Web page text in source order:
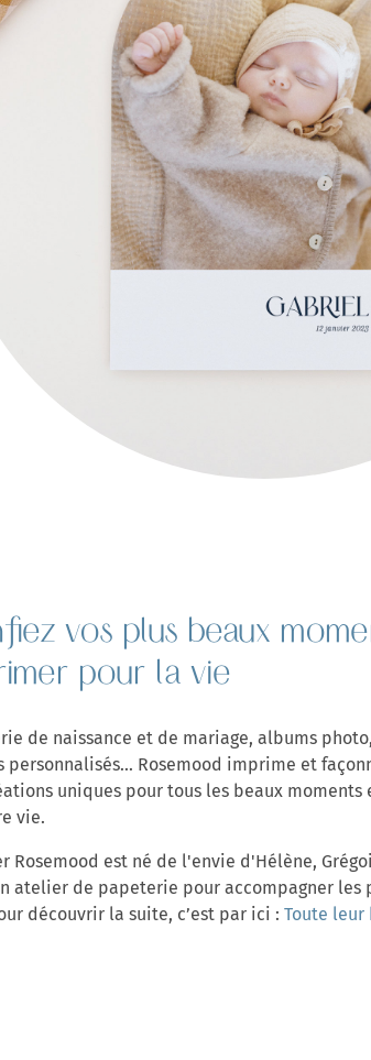
vos plus beaux
pour la vie
de naissance et de mariage, albums
personnalisés... Rosemood imprime et
uniques pour tous les beaux moments
vie.
Rosemood est né de l'envie d'Hélène,
atelier de papeterie pour accompagner les
découvrir la suite, c’est par ici : Toute
DE
MAMAN